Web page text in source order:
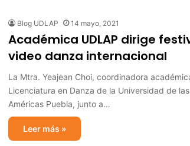
Blog UDLAP 14 mayo, 2021
Académica UDLAP dirige
video danza internacional
La Mtra. Yeajean Choi, coordinadora
Licenciatura en Danza de la Universidad de las
Américas Puebla, junto a…
Leer más »